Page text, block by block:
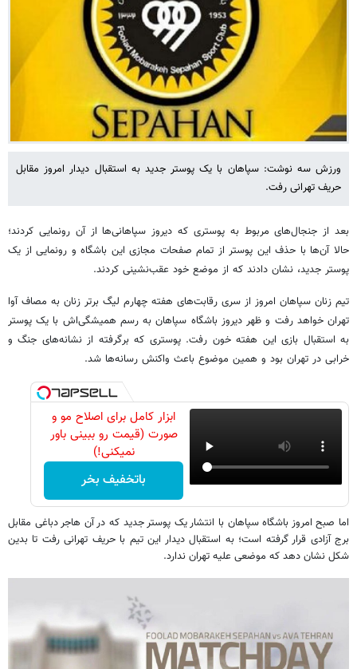
ورزش سه نوشت: سپاهان با یک پوستر جدید به استقبال دیدار امروز مقابل
حریف تهرانی رفت.
بعد از جنجال‌های مربوط به پوستری که دیروز سپاهانی‌ها از آن رونمایی کردند؛
حالا آن‌ها با حذف این پوستر از تمام صفحات مجازی این باشگاه و رونمایی از یک
پوستر جدید، نشان دادند که از موضع خود عقب‌نشینی کردند.
تیم زنان سپاهان امروز از سری رقابت‌های هفته چهارم لیگ برتر زنان به مصاف آوا
تهران خواهد رفت و ظهر دیروز باشگاه سپاهان به رسم همیشگی‌اش با یک پوستر
به استقبال بازی این هفته خون رفت. پوستری که برگرفته از نشانه‌های جنگ و
خرابی در تهران بود و همین موضوع باعث واکنش رسانه‌ها شد.
ابزار کامل برای اصلاح مو و
صورت (قیمت رو ببینی باور
نمیکنی!)
باتخفیف بخر
اما صبح امروز باشگاه سپاهان با انتشار یک پوستر جدید که در آن هاجر دباغی مقابل
برج آزادی قرار گرفته است؛ به استقبال دیدار این تیم با حریف تهرانی رفت تا بدین
شکل نشان دهد که موضعی علیه تهران ندارد.